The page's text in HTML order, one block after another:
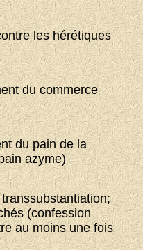
les hérétiques
du commerce
du pain de la
azyme)
(confession
au moins une fois